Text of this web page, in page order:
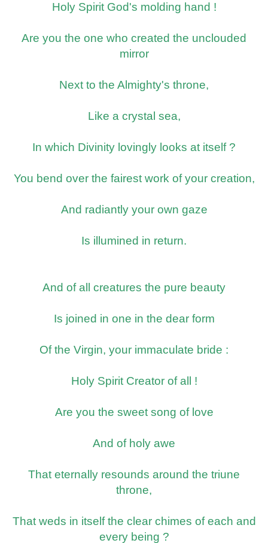
Holy Spirit God's molding hand !
Are you the one who created the unclouded
mirror
Next to the Almighty's throne,
Like a crystal sea,
In which Divinity lovingly looks at itself ?
You bend over the fairest work of your creation,
And radiantly your own gaze
Is illumined in return.
And of all creatures the pure beauty
Is joined in one in the dear form
Of the Virgin, your immaculate bride :
Holy Spirit Creator of all !
Are you the sweet song of love
And of holy awe
That eternally resounds around the triune
throne,
That weds in itself the clear chimes of each and
every being ?